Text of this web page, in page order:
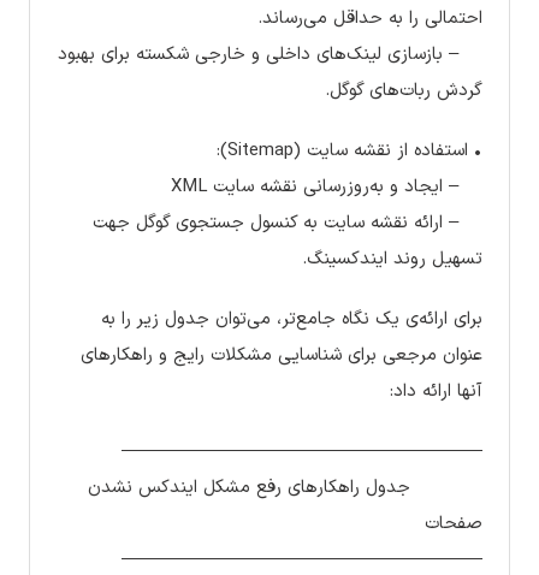
احتمالی را به حداقل می‌رساند.
– بازسازی لینک‌های داخلی و خارجی شکسته برای بهبود
گردش ربات‌های گوگل.
• استفاده از نقشه سایت (Sitemap):
– ایجاد و به‌روز‌رسانی نقشه سایت XML
– ارائه نقشه سایت به کنسول جستجوی گوگل جهت
تسهیل روند ایندکسینگ.
برای ارائه‌ی یک نگاه جامع‌تر، می‌توان جدول زیر را به
عنوان مرجعی برای شناسایی مشکلات رایج و راهکارهای
آنها ارائه داد:
————————————————————
جدول راهکارهای رفع مشکل ایندکس نشدن
صفحات
————————————————————